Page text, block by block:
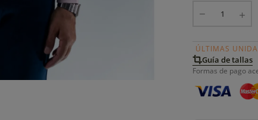
ÚLTIMAS
Guía de tallas
Formas de pago